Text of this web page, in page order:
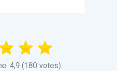
4,9 (180 votes)